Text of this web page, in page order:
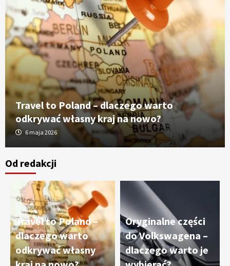
Travel to Poland – dlaczego warto
odkrywać własny kraj na nowo?
6 maja 2026
Od redakcji
Travel to Poland –
dlaczego warto
odkrywać własny
Oryginalne części
do Volkswagena –
dlaczego warto je
3
nowoczesne technologie precyzyjnej
obróbki materiałów
4
Czy sztuczna inteligencja wyprze pracę
geodety w przyszłości?